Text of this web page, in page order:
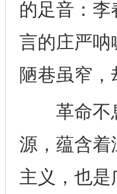
的足音：
言的庄严
陋巷虽窄
革命不息
源，蕴含着
主义，也